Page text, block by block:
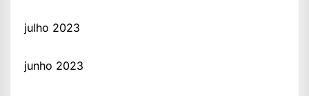
julho 2023
junho 2023